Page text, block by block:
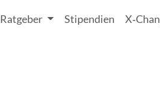
Ratgeber Stipendien